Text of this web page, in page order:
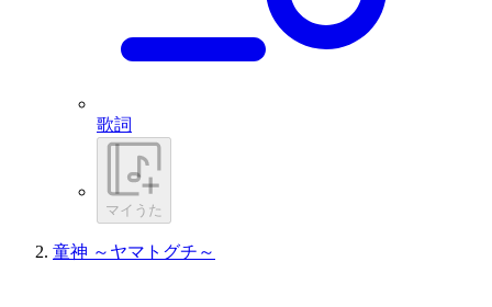
歌詞
マイうた
童神 ～ヤマトグチ～